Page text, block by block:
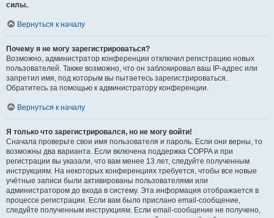
силы..
Вернуться к началу
Почему я не могу зарегистрироваться?
Возможно, администратор конференции отключил регистрацию новых
пользователей. Также возможно, что он заблокировал ваш IP-адрес или
запретил имя, под которым вы пытаетесь зарегистрироваться.
Обратитесь за помощью к администратору конференции.
Вернуться к началу
Я только что зарегистрировался, но не могу войти!
Сначала проверьте свои имя пользователя и пароль. Если они верны, то
возможны два варианта. Если включена поддержка COPPA и при
регистрации вы указали, что вам менее 13 лет, следуйте полученным
инструкциям. На некоторых конференциях требуется, чтобы все новые
учётные записи были активированы пользователями или
администратором до входа в систему. Эта информация отображается в
процессе регистрации. Если вам было прислано email-сообщение,
следуйте полученным инструкциям. Если email-сообщение не получено,